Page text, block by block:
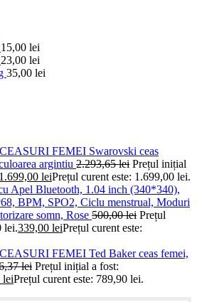
15,00 lei
23,00 lei
35,00 lei
FEMEI Swarovski ceas
argintiu 2.293,65lei Prețul inițial
1.699,00 leiPrețul curent este: 1.699,00 lei.
Apel Bluetooth, 1.04 inch (340*340),
BPM, SPO2, Ciclu menstrual, Moduri
somn, Rose 500,00lei Prețul
lei.339,00 leiPrețul curent este:
FEMEI Ted Baker ceas femei,
lei Prețul inițial a fost:
leiPrețul curent este: 789,90 lei.